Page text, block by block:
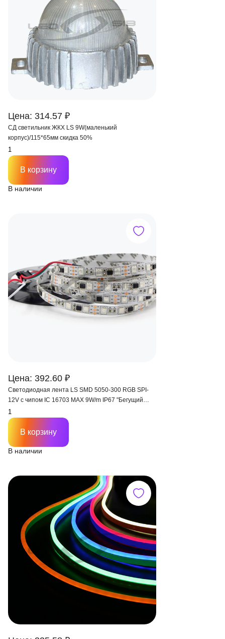
Цена: 314.57 ₽
СД светильник ЖКХ LS 9W(маленький
корпус)/115*65мм скидка 50%
В наличии
В корзину
Цена: 392.60 ₽
Светодиодная лента LS SMD 5050-300 RGB SPI-
12V с чипом IC 16703 MAX 9W/m IP67 "Бегущий
огонь"
В наличии
В корзину